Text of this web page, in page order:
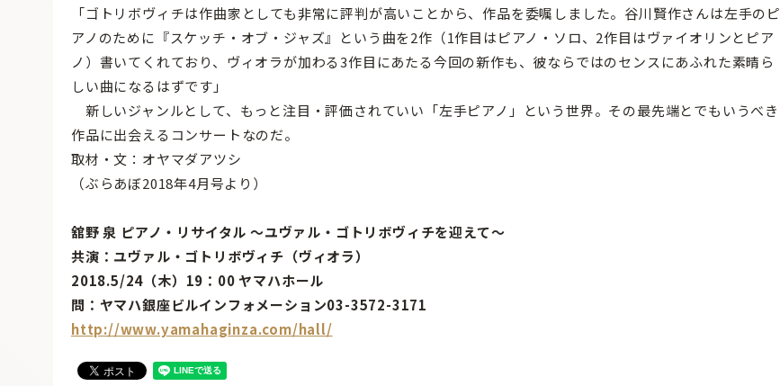
「ゴトリボヴィチは作曲家としても非常に評判が高いことから、作品を委嘱しました。谷川賢作さんは左手のピ
アノのために『スケッチ・オブ・ジャズ』という曲を2作（1作目はピアノ・ソロ、2作目はヴァイオリンとピア
ノ）書いてくれており、ヴィオラが加わる3作目にあたる今回の新作も、彼ならではのセンスにあふれた素晴ら
しい曲になるはずです」
新しいジャンルとして、もっと注目・評価されていい「左手ピアノ」という世界。その最先端とでもいうべき
作品に出会えるコンサートなのだ。
取材・文：オヤマダアツシ
（ぶらあぼ2018年4月号より）
舘野 泉 ピアノ・リサイタル 〜ユヴァル・ゴトリボヴィチを迎えて〜
共演：ユヴァル・ゴトリボヴィチ（ヴィオラ）
2018.5/24（木）19：00 ヤマハホール
問：ヤマハ銀座ビルインフォメーション03-3572-3171
http://www.yamahaginza.com/hall/